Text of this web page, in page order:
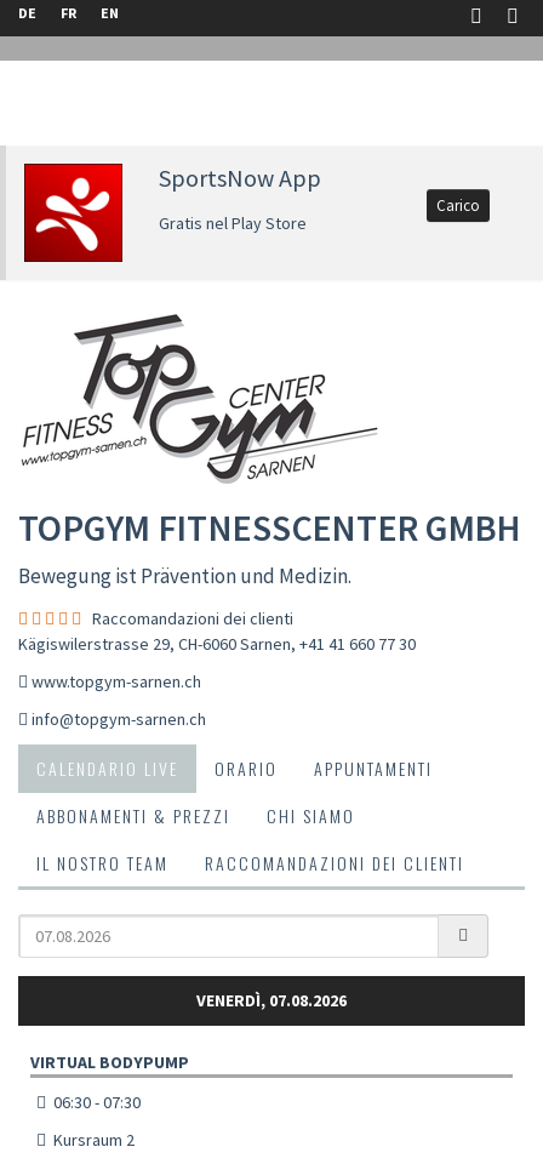
DE FR EN
SportsNow App
Gratis nel Play Store
Carico
TOPGYM FITNESSCENTER GMBH
Bewegung ist Prävention und Medizin.
Raccomandazioni dei clienti
Kägiswilerstrasse 29, CH-6060 Sarnen, +41 41 660 77 30
www.topgym-sarnen.ch
info@topgym-sarnen.ch
CALENDARIO LIVE ORARIO
APPUNTAMENTI
ABBONAMENTI & PREZZI
CHI SIAMO
IL NOSTRO TEAM
RACCOMANDAZIONI DEI CLIENTI
VENERDÌ, 07.08.2026
VIRTUAL BODYPUMP
06:30 - 07:30
Kursraum 2